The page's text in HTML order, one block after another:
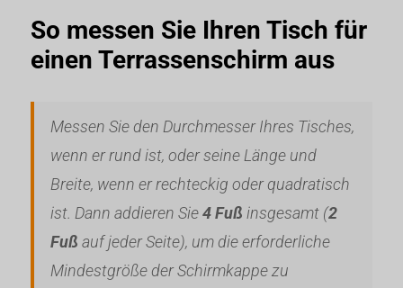
So messen Sie Ihren Tisch für
einen Terrassenschirm aus
Messen Sie den Durchmesser Ihres Tisches,
wenn er rund ist, oder seine Länge und
Breite, wenn er rechteckig oder quadratisch
ist. Dann addieren Sie4 Fuß insgesamt (2
Fuß auf jeder Seite), um die erforderliche
Mindestgröße der Schirmkappe zu